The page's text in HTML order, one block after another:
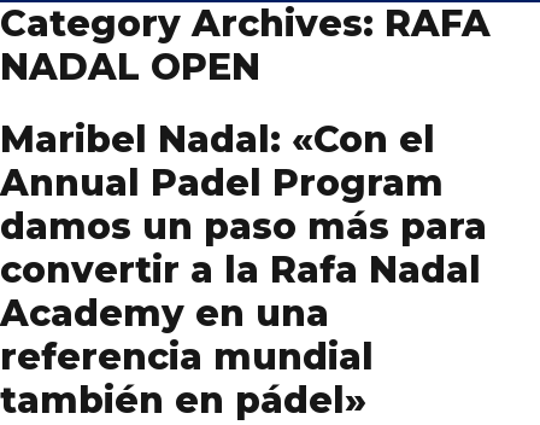
Category Archives: RAFA
NADAL OPEN
Maribel Nadal: «Con el
Annual Padel Program
damos un paso más para
convertir a la Rafa Nadal
Academy en una
referencia mundial
también en pádel»